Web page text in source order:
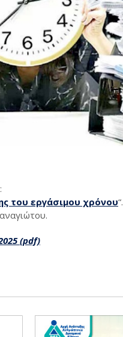
του εργάσιμου χρόνου“.
(pdf)